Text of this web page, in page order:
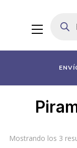
Mostrando los 3